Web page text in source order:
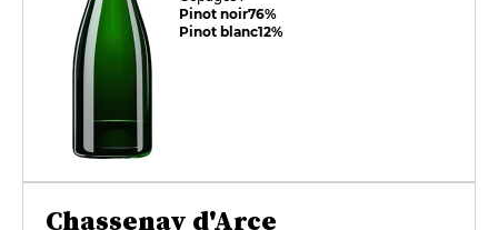
Pinot noir76%
Pinot blanc12%
Chassenay d'Arce